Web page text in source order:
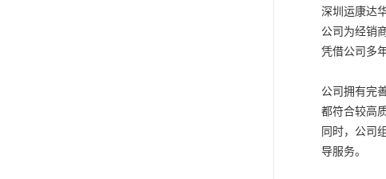
深圳运康达
公司为经销
凭借公司多
公司拥有完
都符合较高
同时，公司
导服务。